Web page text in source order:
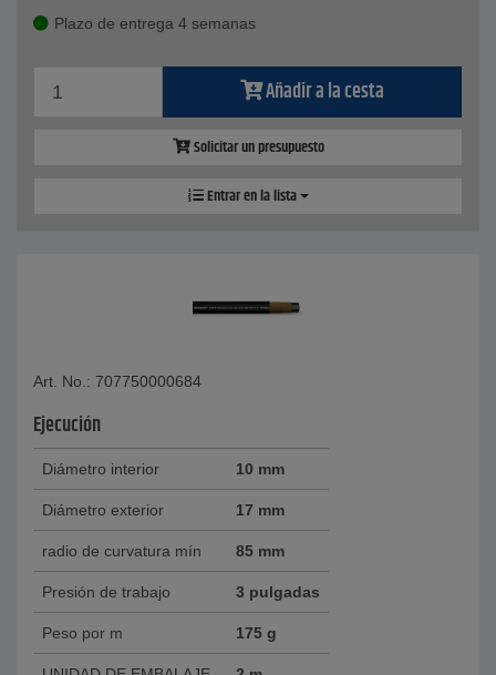
Plazo de entrega 4 semanas
Añadir a la cesta
Solicitar un presupuesto
Entrar en la lista
Art. No.: 707750000684
Ejecución
Diámetro interior 10 mm
Diámetro exterior 17 mm
radio de curvatura mín 85 mm
Presión de trabajo 3 pulgadas
Peso por m 175 g